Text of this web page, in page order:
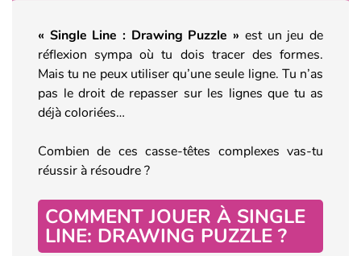
« Single Line : Drawing Puzzle » est un jeu de
réflexion sympa où tu dois tracer des formes.
Mais tu ne peux utiliser qu’une seule ligne. Tu n’as
pas le droit de repasser sur les lignes que tu as
déjà coloriées…
Combien de ces casse-têtes complexes vas-tu
réussir à résoudre ?
COMMENT JOUER À SINGLE
LINE: DRAWING PUZZLE ?